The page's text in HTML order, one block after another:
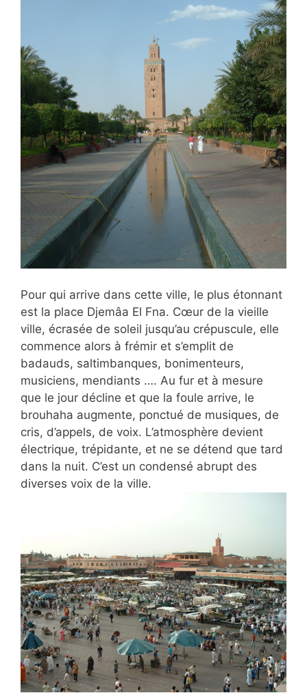
Pour qui arrive dans cette ville, le plus étonnant
est la place Djemâa El Fna. Cœur de la vieille
ville, écrasée de soleil jusqu’au crépuscule, elle
commence alors à frémir et s’emplit de
badauds, saltimbanques, bonimenteurs,
musiciens, mendiants …. Au fur et à mesure
que le jour décline et que la foule arrive, le
brouhaha augmente, ponctué de musiques, de
cris, d’appels, de voix. L’atmosphère devient
électrique, trépidante, et ne se détend que tard
dans la nuit. C’est un condensé abrupt des
diverses voix de la ville.